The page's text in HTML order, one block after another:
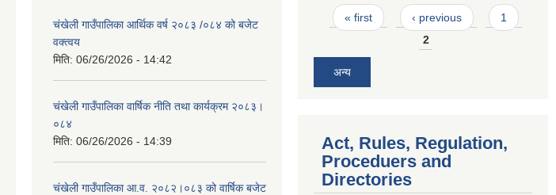
चंखेली गाउँपालिका आर्थिक वर्ष २०८३ /०८४ को बजेट
वक्त्वय
मिति: 06/26/2026 - 14:42
चंखेली गाउँपालिका वार्षिक नीति तथा कार्यक्रम २०८३।
०८४
मिति: 06/26/2026 - 14:39
चंखेली गाउँपालिका आ.व. २०८२।०८३ को वार्षिक बजेट
Pages
« first ‹ previous
1
2
अन्य
Act, Rules, Regulation,
Proceduers and
Directories